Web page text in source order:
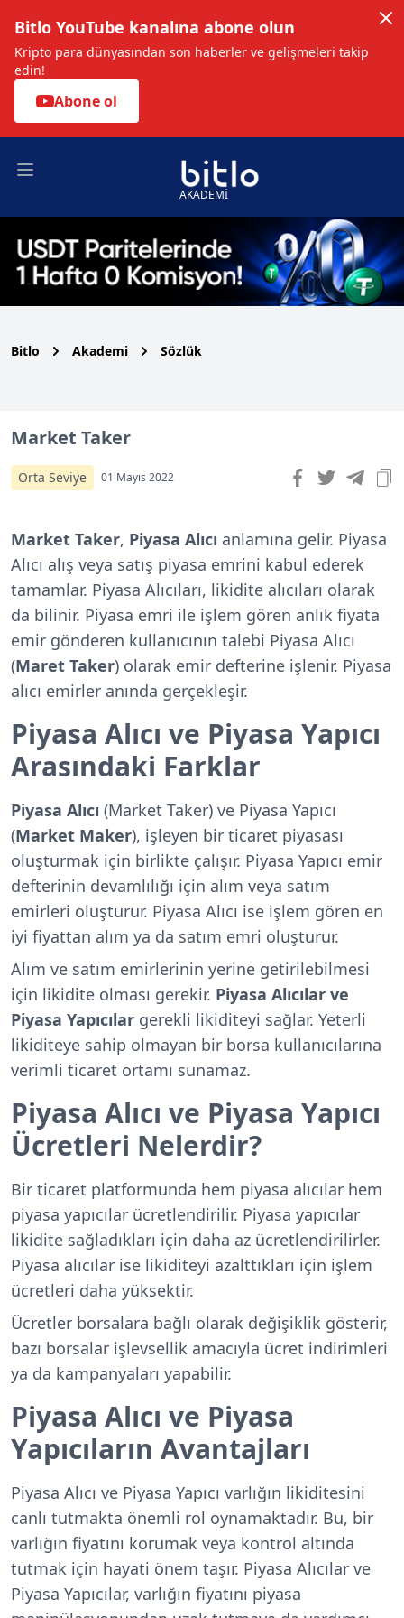
Bitlo YouTube kanalına abone olun
Kripto para dünyasından son haberler ve gelişmeleri takip
edin!
Abone ol
Open main menu
AKADEMİ
Bitlo Akademi Sözlük
Market Taker
Orta Seviye 01 Mayıs 2022
Market Taker, Piyasa Alıcı anlamına gelir. Piyasa
Alıcı alış veya satış piyasa emrini kabul ederek
tamamlar. Piyasa Alıcıları, likidite alıcıları olarak
da bilinir. Piyasa emri ile işlem gören anlık fiyata
emir gönderen kullanıcının talebi Piyasa Alıcı
(Maret Taker) olarak emir defterine işlenir. Piyasa
alıcı emirler anında gerçekleşir.
Piyasa Alıcı ve Piyasa Yapıcı
Arasındaki Farklar
Piyasa Alıcı (Market Taker) ve Piyasa Yapıcı
(Market Maker), işleyen bir ticaret piyasası
oluşturmak için birlikte çalışır. Piyasa Yapıcı emir
defterinin devamlılığı için alım veya satım
emirleri oluşturur. Piyasa Alıcı ise işlem gören en
iyi fiyattan alım ya da satım emri oluşturur.
Alım ve satım emirlerinin yerine getirilebilmesi
için likidite olması gerekir. Piyasa Alıcılar ve
Piyasa Yapıcılar gerekli likiditeyi sağlar. Yeterli
likiditeye sahip olmayan bir borsa kullanıcılarına
verimli ticaret ortamı sunamaz.
Piyasa Alıcı ve Piyasa Yapıcı
Ücretleri Nelerdir?
Bir ticaret platformunda hem piyasa alıcılar hem
piyasa yapıcılar ücretlendirilir. Piyasa yapıcılar
likidite sağladıkları için daha az ücretlendirilirler.
Piyasa alıcılar ise likiditeyi azalttıkları için işlem
ücretleri daha yüksektir.
Ücretler borsalara bağlı olarak değişiklik gösterir,
bazı borsalar işlevsellik amacıyla ücret indirimleri
ya da kampanyaları yapabilir.
Piyasa Alıcı ve Piyasa
Yapıcıların Avantajları
Piyasa Alıcı ve Piyasa Yapıcı varlığın likiditesini
canlı tutmakta önemli rol oynamaktadır. Bu, bir
varlığın fiyatını korumak veya kontrol altında
tutmak için hayati önem taşır. Piyasa Alıcılar ve
Piyasa Yapıcılar, varlığın fiyatını piyasa